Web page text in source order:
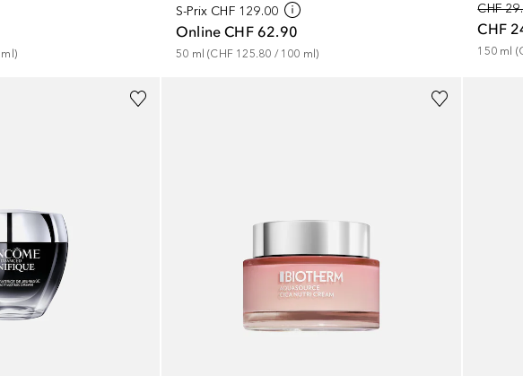
ml )
S-Prix CHF 129.00
Online CHF 62.90
50 ml (CHF 125.80 / 100 ml)
CHF
CHF
150 ml (